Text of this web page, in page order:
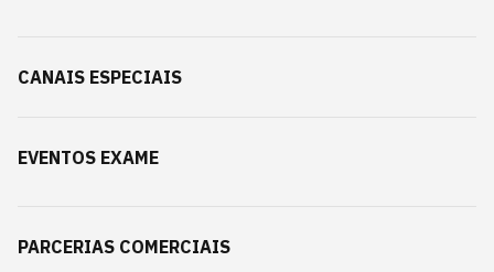
CANAIS ESPECIAIS
EVENTOS EXAME
PARCERIAS COMERCIAIS